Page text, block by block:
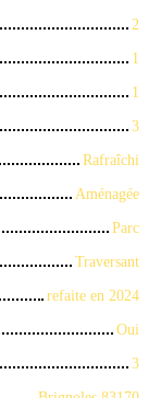
2
1
1
3
Rafraîchi
Aménagée
Parc
Traversant
refaite en 2024
Oui
3